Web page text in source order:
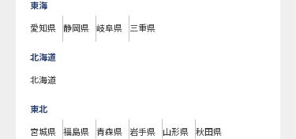
東海
愛知県 静岡県 岐阜県 三重県
北海道
北海道
東北
宮城県 福島県 青森県 岩手県 山形県 秋田県